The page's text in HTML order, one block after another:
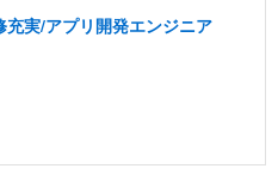
実/アプリ開発エンジニア